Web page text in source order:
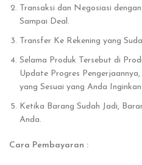
Transaksi dan Negosiasi
Sampai Deal.
Transfer Ke Rekening yang
Selama Produk Tersebut di
Update Progres
yang Sesuai yang Anda
Ketika Barang Sudah Jadi,
Anda.
Cara Pembayaran :